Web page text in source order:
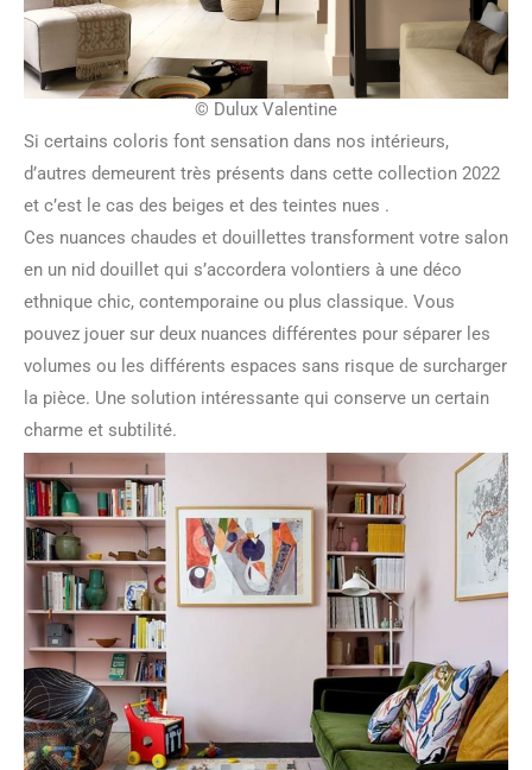
© Dulux Valentine
Si certains coloris font sensation dans nos intérieurs,
d’autres demeurent très présents dans cette collection 2022
et c’est le cas des beiges et des teintes nues .
Ces nuances chaudes et douillettes transforment votre salon
en un nid douillet qui s’accordera volontiers à une déco
ethnique chic, contemporaine ou plus classique. Vous
pouvez jouer sur deux nuances différentes pour séparer les
volumes ou les différents espaces sans risque de surcharger
la pièce. Une solution intéressante qui conserve un certain
charme et subtilité.